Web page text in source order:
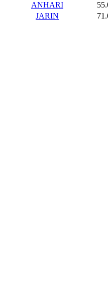
ANHARI
JARIN